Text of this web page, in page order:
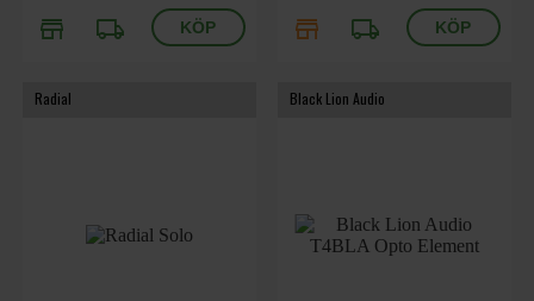
store local_shipping store local_shipping
Radial Black Lion Audio